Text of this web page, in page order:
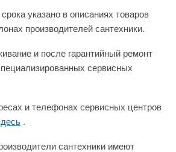
указано в описаниях товаров
производителей сантехники.
и после гарантийный ремонт
сервисных
и телефонах сервисных центров
.
сантехники имеют